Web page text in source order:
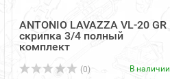
ANTONIO LAVAZZA VL-20 GR
скрипка 3/4 полный
комплект
(0) В наличии